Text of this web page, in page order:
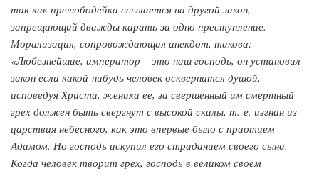
так как прелюбодейка ссылается на другой закон,
запрещающий дважды карать за одно преступление.
Морализация, сопровождающая анекдот, такова:
«Любезнейшие, император – это наш господь, он установил
закон если какой-нибудь человек осквернится душой,
исповедуя Христа, жениха ее, за свершенный им смертный
грех должен быть свергнут с высокой скалы, т. е. изгнан из
царствия небесного, как это впервые было с праотцем
Адамом. Но господь искупил его страданием своего сына.
Когда человек творит грех, господь в великом своем